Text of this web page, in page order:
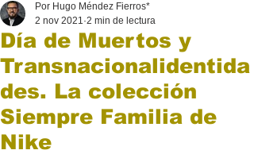
Día de Muertos y
Transnacionalidentida
des. La colección
Siempre Familia de
Nike
Por Hugo Méndez Fierros*
2 nov 2021 2 min de lectura